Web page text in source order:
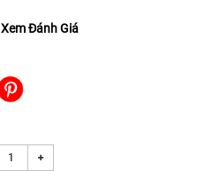
Xem Đánh Giá